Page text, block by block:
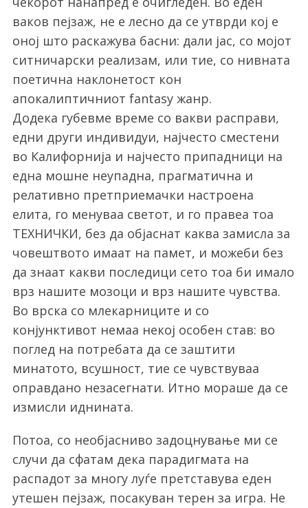
ваков пејзаж, не е лесно да се утврди кој е
оној што раскажува басни: дали јас, со мојот
ситничарски реализам, или тие, со нивната
поетична наклонетост кон
апокалиптичниот fantasy жанр.
Додека губевме време со вакви расправи,
едни други индивидуи, најчесто сместени
во Калифорнија и најчесто припадници на
една мошне неупадна, прагматична и
релативно претприемачки настроена
елита, го менуваа светот, и го правеа тоа
ТЕХНИЧКИ, без да објаснат каква замисла за
човештвото имаат на памет, и можеби без
да знаат какви последици сето тоа би имало
врз нашите мозоци и врз нашите чувства.
Во врска со млекарниците и со
конјунктивот немаа некој особен став: во
поглед на потребата да се заштити
минатото, всушност, тие се чувствуваа
оправдано незасегнати. Итно мораше да се
измисли иднината.
Потоа, со необјасниво задоцнување ми се
случи да сфатам дека парадигмата на
распадот за многу луѓе претставува еден
утешен пејзаж, посакуван терен за игра. Не